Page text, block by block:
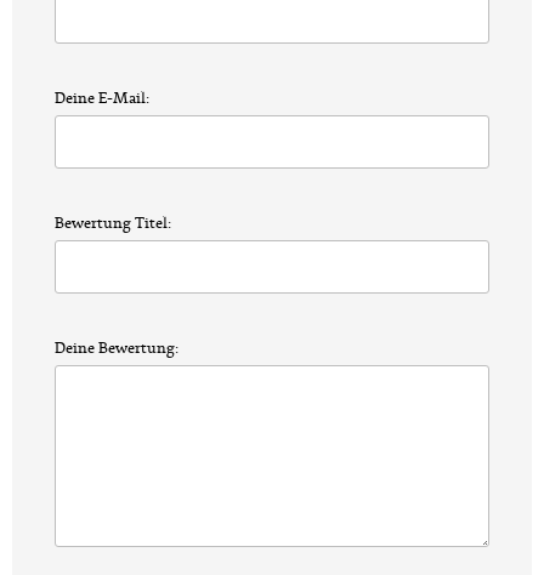
Deine E-Mail:
Bewertung Titel:
Deine Bewertung: